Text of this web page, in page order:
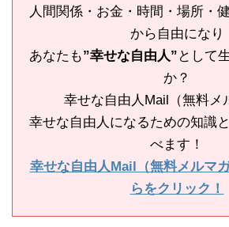
人間関係・お金・時間・場所・
から自由になり
あなたも”幸せな自由人” として
か？
幸せな自由人Mail（無料メ
幸せな自由人になるための知識
べます！
幸せな自由人Mail（無料メルマ
らをクリック！